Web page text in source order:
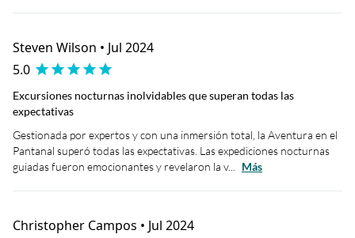
Steven Wilson • Jul 2024
5.0
Excursiones nocturnas inolvidables que superan todas las
expectativas
Gestionada por expertos y con una inmersión total, la Aventura en el
Pantanal superó todas las expectativas. Las expediciones nocturnas
guiadas fueron emocionantes y revelaron la v...
Más
Christopher Campos • Jul 2024